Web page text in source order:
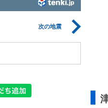
次の地震